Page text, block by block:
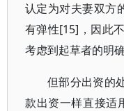
认定为对夫妻双方
有弹性[15]，因此
考虑到起草者的明
但部分出资的
款出资一样直接适